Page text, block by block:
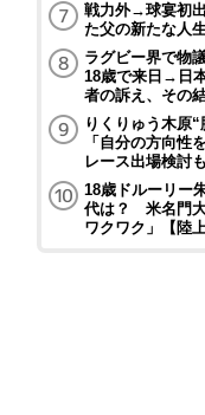
戦力外→球宴初
た父の新たな人
ラグビー界で物
18歳で来日→日
者の訴え、その
りくりゅう木原
「自分の方向
レース出場検討
18歳ドルーリー
代は？ 米名門
ワクワク」【陸